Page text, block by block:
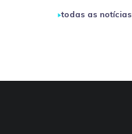
todas as notícias